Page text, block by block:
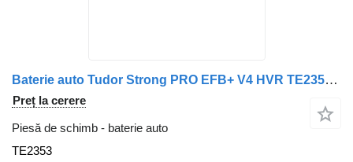
Baterie auto Tudor Strong PRO EFB+ V4 HVR TE2353 pentru camion
Preț la cerere
Piesă de schimb - baterie auto
TE2353